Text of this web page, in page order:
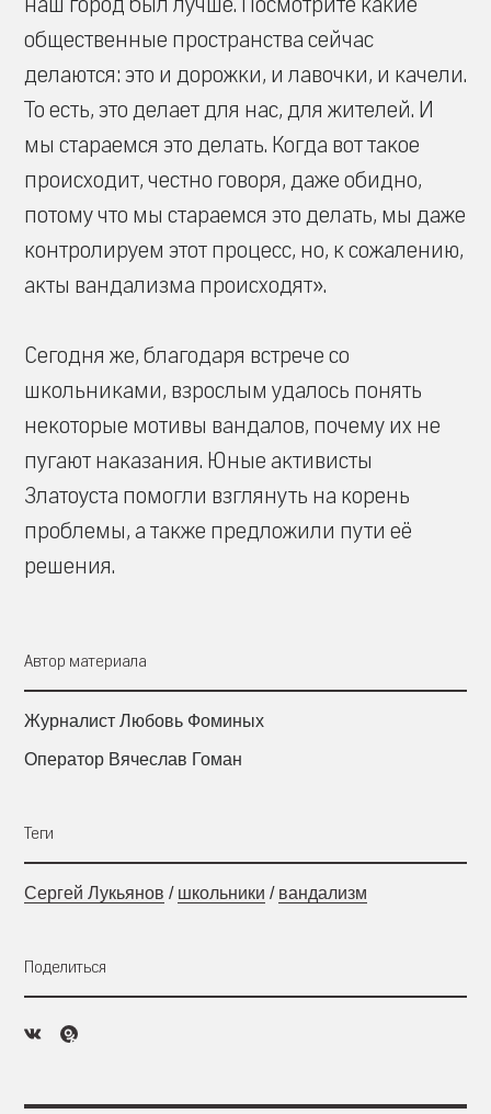
общественные пространства сейчас
делаются: это и дорожки, и лавочки, и качели.
То есть, это делает для нас, для жителей. И
мы стараемся это делать. Когда вот такое
происходит, честно говоря, даже обидно,
потому что мы стараемся это делать, мы даже
контролируем этот процесс, но, к сожалению,
акты вандализма происходят».
Сегодня же, благодаря встрече со
школьниками, взрослым удалось понять
некоторые мотивы вандалов, почему их не
пугают наказания. Юные активисты
Златоуста помогли взглянуть на корень
проблемы, а также предложили пути её
решения.
Автор материала
Журналист Любовь Фоминых
Оператор Вячеслав Гоман
Теги
Сергей Лукьянов / школьники / вандализм
Поделиться